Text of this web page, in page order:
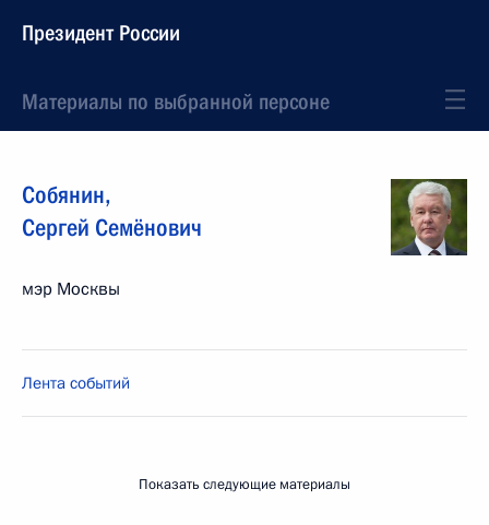
Президент России
Материалы по выбранной персоне
Собянин,
Сергей Семёнович
мэр Москвы
Лента событий
Показать следующие материалы